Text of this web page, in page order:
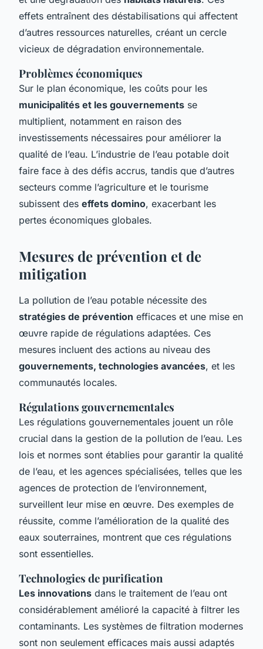
effets entraînent des déstabilisations qui affectent
d’autres ressources naturelles, créant un cercle
vicieux de dégradation environnementale.
Problèmes économiques
Sur le plan économique, les coûts pour les
municipalités et les gouvernements se
multiplient, notamment en raison des
investissements nécessaires pour améliorer la
qualité de l’eau. L’industrie de l’eau potable doit
faire face à des défis accrus, tandis que d’autres
secteurs comme l’agriculture et le tourisme
subissent des effets domino, exacerbant les
pertes économiques globales.
Mesures de prévention et de
mitigation
La pollution de l’eau potable nécessite des
stratégies de prévention efficaces et une mise en
œuvre rapide de régulations adaptées. Ces
mesures incluent des actions au niveau des
gouvernements, technologies avancées, et les
communautés locales.
Régulations gouvernementales
Les régulations gouvernementales jouent un rôle
crucial dans la gestion de la pollution de l’eau. Les
lois et normes sont établies pour garantir la qualité
de l’eau, et les agences spécialisées, telles que les
agences de protection de l’environnement,
surveillent leur mise en œuvre. Des exemples de
réussite, comme l’amélioration de la qualité des
eaux souterraines, montrent que ces régulations
sont essentielles.
Technologies de purification
Les innovations dans le traitement de l’eau ont
considérablement amélioré la capacité à filtrer les
contaminants. Les systèmes de filtration modernes
sont non seulement efficaces mais aussi adaptés